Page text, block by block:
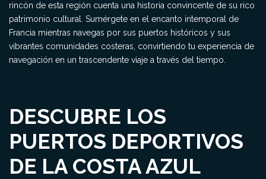
rincón de esta región cuenta una historia convincente de su rico
patrimonio cultural. Sumérgete en el encanto intemporal de
Francia mientras navegas por sus puertos históricos y sus
vibrantes comunidades costeras, convirtiendo tu experiencia de
navegación en un trascendente viaje a través del tiempo.
DESCUBRE LOS
PUERTOS DEPORTIVOS
DE LA COSTA AZUL